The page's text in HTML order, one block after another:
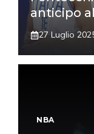
anticipo
27 Luglio
NBA